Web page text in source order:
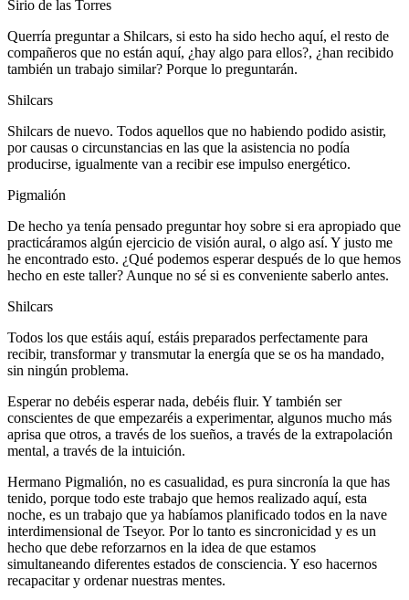
Sirio de las Torres
Querría preguntar a Shilcars, si esto ha sido hecho aquí, el resto de
compañeros que no están aquí, ¿hay algo para ellos?, ¿han recibido
también un trabajo similar? Porque lo preguntarán.
Shilcars
Shilcars de nuevo. Todos aquellos que no habiendo podido asistir,
por causas o circunstancias en las que la asistencia no podía
producirse, igualmente van a recibir ese impulso energético.
Pigmalión
De hecho ya tenía pensado preguntar hoy sobre si era apropiado que
practicáramos algún ejercicio de visión aural, o algo así. Y justo me
he encontrado esto. ¿Qué podemos esperar después de lo que hemos
hecho en este taller? Aunque no sé si es conveniente saberlo antes.
Shilcars
Todos los que estáis aquí, estáis preparados perfectamente para
recibir, transformar y transmutar la energía que se os ha mandado,
sin ningún problema.
Esperar no debéis esperar nada, debéis fluir. Y también ser
conscientes de que empezaréis a experimentar, algunos mucho más
aprisa que otros, a través de los sueños, a través de la extrapolación
mental, a través de la intuición.
Hermano Pigmalión, no es casualidad, es pura sincronía la que has
tenido, porque todo este trabajo que hemos realizado aquí, esta
noche, es un trabajo que ya habíamos planificado todos en la nave
interdimensional de Tseyor. Por lo tanto es sincronicidad y es un
hecho que debe reforzarnos en la idea de que estamos
simultaneando diferentes estados de consciencia. Y eso hacernos
recapacitar y ordenar nuestras mentes.